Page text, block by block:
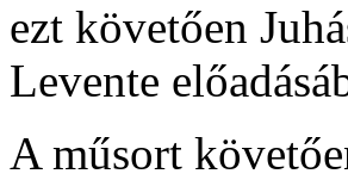
ezt követően
Levente
A műsort